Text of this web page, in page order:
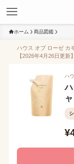
ホーム 商品図鑑
ハウス オブ ローゼ カ
【2026年4月26日更新】
ハ